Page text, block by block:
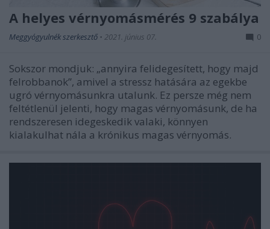
A helyes vérnyomásmérés 9 szabálya
Meggyógyulnék szerkesztő • 2021. június 07. 0
Sokszor mondjuk: „annyira felidegesített, hogy majd
felrobbanok”, amivel a stressz hatására az egekbe
ugró vérnyomásunkra utalunk. Ez persze még nem
feltétlenül jelenti, hogy magas vérnyomásunk, de ha
rendszeresen idegeskedik valaki, könnyen
kialakulhat nála a krónikus magas vérnyomás.